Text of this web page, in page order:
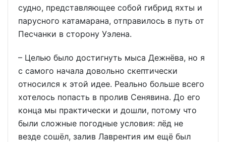
судно, представляющее собой гибрид яхты и
парусного катамарана, отправилось в путь от
Песчанки в сторону Уэлена.
– Целью было достигнуть мыса Дежнёва, но я
с самого начала довольно скептически
относился к этой идее. Реально больше всего
хотелось попасть в пролив Сенявина. До его
конца мы практически и дошли, потому что
были сложные погодные условия: лёд не
везде сошёл, залив Лаврентия им ещё был